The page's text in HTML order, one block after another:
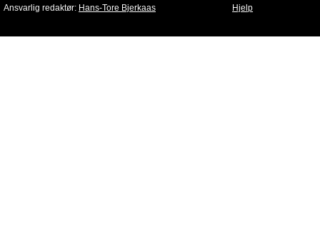
Ansvarlig redaktør: Hans-Tore Bjerkaas
Hjelp